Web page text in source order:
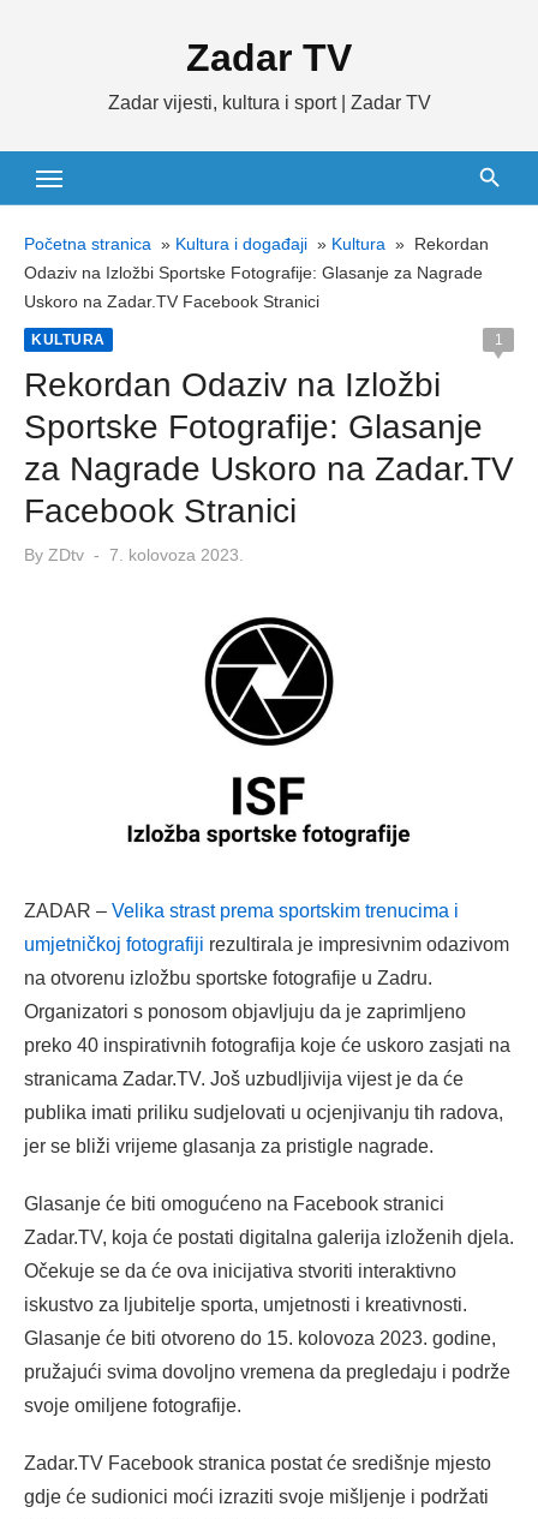
Zadar TV
Zadar vijesti, kultura i sport | Zadar TV
Početna stranica » Kultura i događaji » Kultura » Rekordan
Odaziv na Izložbi Sportske Fotografije: Glasanje za Nagrade
Uskoro na Zadar.TV Facebook Stranici
KULTURA 1
Rekordan Odaziv na Izložbi
Sportske Fotografije: Glasanje
za Nagrade Uskoro na Zadar.TV
Facebook Stranici
By ZDtv
Posted
7. kolovoza 2023.
ZADAR – Velika strast prema sportskim trenucima i
umjetničkoj fotografiji rezultirala je impresivnim odazivom
na otvorenu izložbu sportske fotografije u Zadru.
Organizatori s ponosom objavljuju da je zaprimljeno
preko 40 inspirativnih fotografija koje će uskoro zasjati na
stranicama Zadar.TV. Još uzbudljivija vijest je da će
publika imati priliku sudjelovati u ocjenjivanju tih radova,
jer se bliži vrijeme glasanja za pristigle nagrade.
Glasanje će biti omogućeno na Facebook stranici
Zadar.TV, koja će postati digitalna galerija izloženih djela.
Očekuje se da će ova inicijativa stvoriti interaktivno
iskustvo za ljubitelje sporta, umjetnosti i kreativnosti.
Glasanje će biti otvoreno do 15. kolovoza 2023. godine,
pružajući svima dovoljno vremena da pregledaju i podrže
svoje omiljene fotografije.
Zadar.TV Facebook stranica postat će središnje mjesto
gdje će sudionici moći izraziti svoje mišljenje i podržati